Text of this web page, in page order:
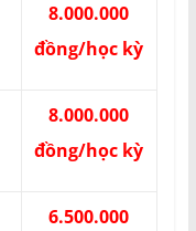
8.000.000
đồng/học kỳ
8.000.000
đồng/học kỳ
6.500.000